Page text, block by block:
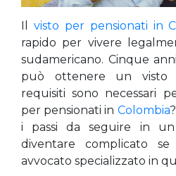
visto per pensionati in
rapido per vivere
sudamericano. Cinque
può ottenere un visto
requisiti sono necessari
per pensionati in Colombia
i passi da seguire in
diventare complicato
avvocato specializzato in